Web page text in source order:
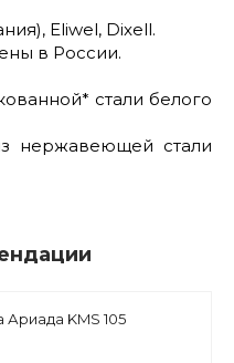
Eliwel, Dixell.
в России.
стали белого
нержавеющей стали
KMS 105